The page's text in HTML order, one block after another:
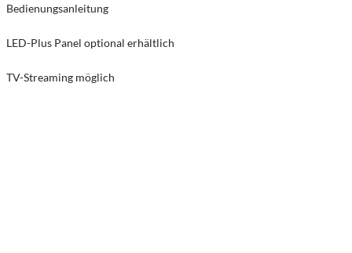
Bedienungsanleitung
LED-Plus Panel optional erhältlich
TV-Streaming möglich